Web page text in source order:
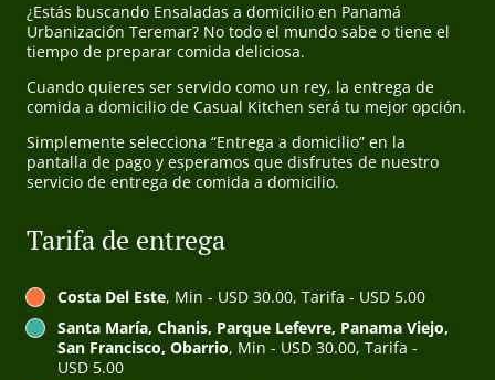
¿Estás buscando Ensaladas a domicilio en Panamá
Urbanización Teremar? No todo el mundo sabe o tiene el
tiempo de preparar comida deliciosa.
Cuando quieres ser servido como un rey, la entrega de
comida a domicilio de Casual Kitchen será tu mejor opción.
Simplemente selecciona “Entrega a domicilio” en la
pantalla de pago y esperamos que disfrutes de nuestro
servicio de entrega de comida a domicilio.
Tarifa de entrega
Costa Del Este, Min - USD 30.00, Tarifa - USD 5.00
Santa María, Chanis, Parque Lefevre, Panama Viejo,
San Francisco, Obarrio, Min - USD 30.00, Tarifa -
USD 5.00